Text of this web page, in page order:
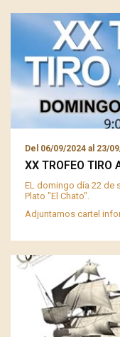
Del 06/09/2024 al 23/
XX TROFEO TIRO
EL domingo día 22 de
Plato "El Chato".
Adjuntamos cartel